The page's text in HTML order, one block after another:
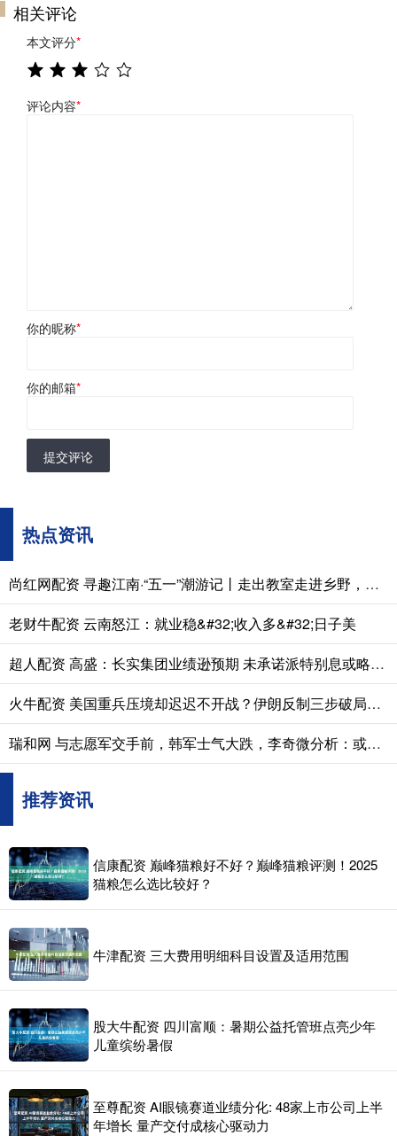
相关评论
本文评分*
评论内容*
你的昵称*
你的邮箱*
提交评论
热点资讯
尚红网配资 寻趣江南·“五一”潮游记丨走出教室走进乡野，浮桥镇这堂“自然阅读课”让知识更生动
老财牛配资 云南怒江：就业稳&#32;收入多&#32;日子美
超人配资 高盛：长实集团业绩逊预期 未承诺派特别息或略负面 评级“中性”
火牛配资 美国重兵压境却迟迟不开战？伊朗反制三步破局威慑有底气
瑞和网 与志愿军交手前，韩军士气大跌，李奇微分析：或与朝贡体系有关联
推荐资讯
信康配资 巅峰猫粮好不好？巅峰猫粮评测！2025
猫粮怎么选比较好？
牛津配资 三大费用明细科目设置及适用范围
股大牛配资 四川富顺：暑期公益托管班点亮少年
儿童缤纷暑假
至尊配资 AI眼镜赛道业绩分化: 48家上市公司上半
年增长 量产交付成核心驱动力